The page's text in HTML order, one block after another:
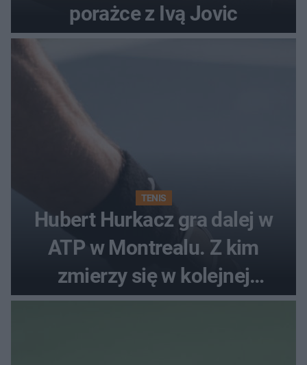
porażce z Ivą Jovic
TENIS
Hubert Hurkacz gra dalej w
ATP w Montrealu. Z kim
zmierzy się w kolejnej
rundzie?